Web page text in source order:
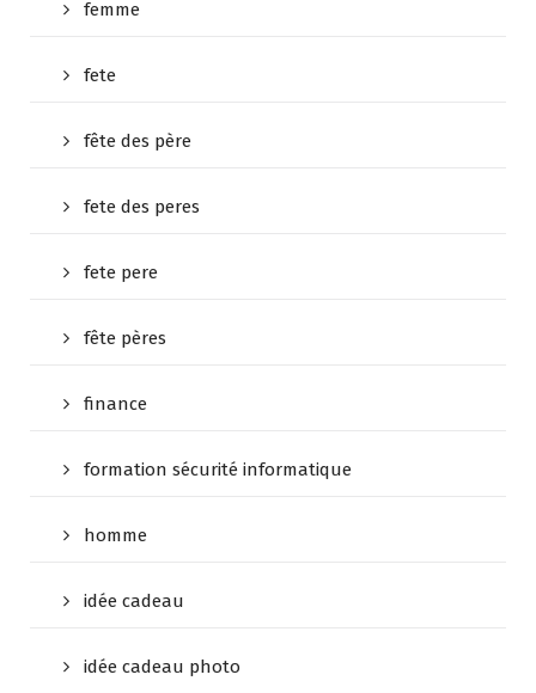
femme
fete
fête des père
fete des peres
fete pere
fête pères
finance
formation sécurité informatique
homme
idée cadeau
idée cadeau photo